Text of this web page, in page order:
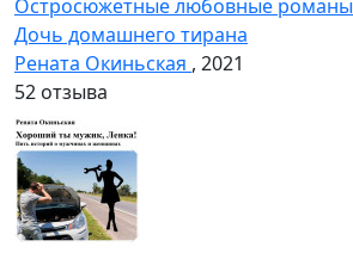
Остросюжетные любовные романы
Дочь домашнего тирана
Рената Окиньская , 2021
52 отзыва